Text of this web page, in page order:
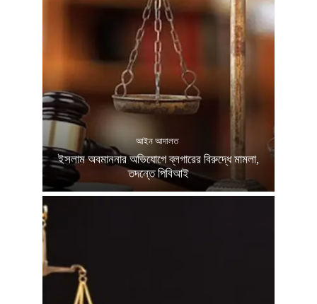
আইন আদালত
ইসলাম অবমাননার অভিযোগে ব্লগারের বিরুদ্ধে মামলা,
তদন্তে পিবিআই